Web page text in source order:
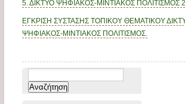
5. ΔΙΚΤΥΟ ΨΗΦΙΑΚΟΣ-ΜΙΝΤΙΑΚΟΣ ΠΟΛΙΤΙΣΜΟΣ
ΕΓΚΡΙΣΗ ΣΥΣΤΑΣΗΣ ΤΟΠΙΚΟΥ ΘΕΜΑΤΙΚΟΥ
ΨΗΦΙΑΚΟΣ-ΜΙΝΤΙΑΚΟΣ ΠΟΛΙΤΙΣΜΟΣ.
για: